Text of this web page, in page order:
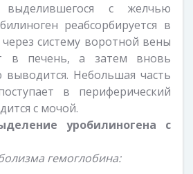
с желчью
реабсорбируется в
систему воротной вены
в печень, а затем вновь
Небольшая часть
в периферический
с мочой.
уробилиногена с
гемоглобина: